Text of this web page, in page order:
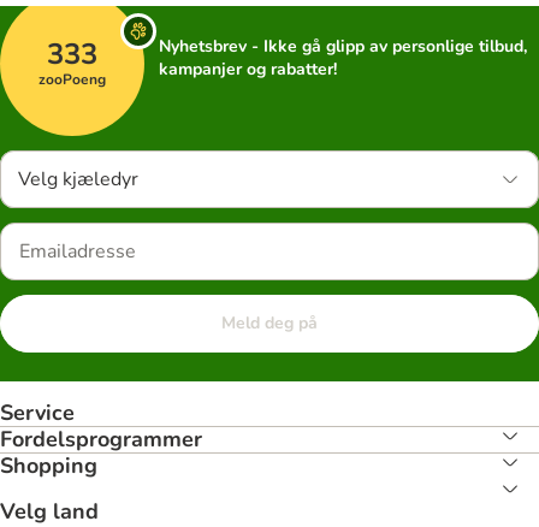
333
zooPoeng
Nyhetsbrev - Ikke gå glipp av personlige tilbud,
kampanjer og rabatter!
Velg kjæledyr
Meld deg på
Service
Fordelsprogrammer
Shopping
Velg land